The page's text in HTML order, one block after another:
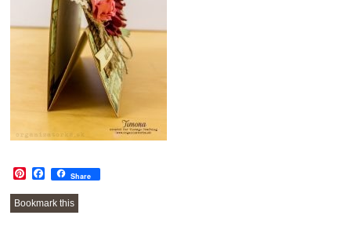
Pinterest
Facebook
Share
Bookmark this